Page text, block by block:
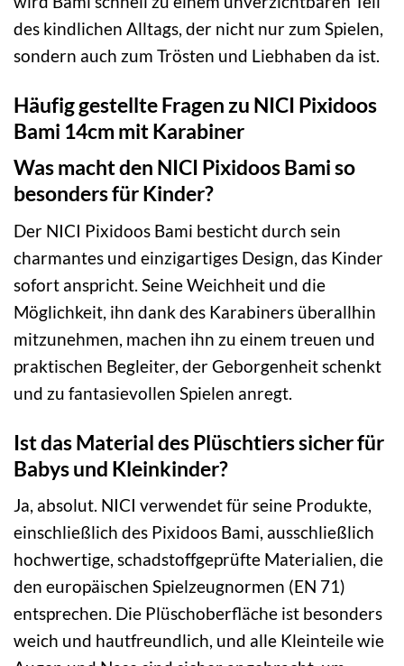
des kindlichen Alltags, der nicht nur zum Spielen,
sondern auch zum Trösten und Liebhaben da ist.
Häufig gestellte Fragen zu NICI Pixidoos
Bami 14cm mit Karabiner
Was macht den NICI Pixidoos Bami so
besonders für Kinder?
Der NICI Pixidoos Bami besticht durch sein
charmantes und einzigartiges Design, das Kinder
sofort anspricht. Seine Weichheit und die
Möglichkeit, ihn dank des Karabiners überallhin
mitzunehmen, machen ihn zu einem treuen und
praktischen Begleiter, der Geborgenheit schenkt
und zu fantasievollen Spielen anregt.
Ist das Material des Plüschtiers sicher für
Babys und Kleinkinder?
Ja, absolut. NICI verwendet für seine Produkte,
einschließlich des Pixidoos Bami, ausschließlich
hochwertige, schadstoffgeprüfte Materialien, die
den europäischen Spielzeugnormen (EN 71)
entsprechen. Die Plüschoberfläche ist besonders
weich und hautfreundlich, und alle Kleinteile wie